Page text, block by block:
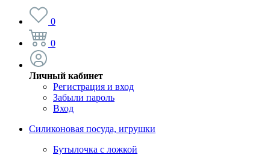
0
0
Личный кабинет
Регистрация и вход
Забыли пароль
Вход
Силиконовая посуда, игрушки
Бутылочка с ложкой